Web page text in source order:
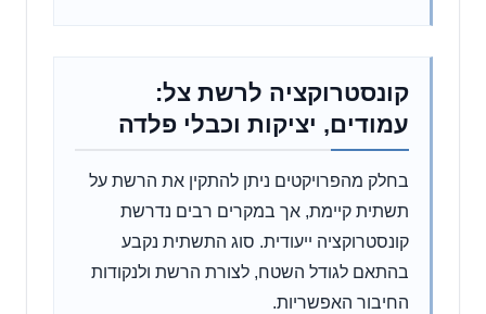
קונסטרוקציה לרשת צל:
עמודים, יציקות וכבלי פלדה
בחלק מהפרויקטים ניתן להתקין את הרשת על
תשתית קיימת, אך במקרים רבים נדרשת
קונסטרוקציה ייעודית. סוג התשתית נקבע
בהתאם לגודל השטח, לצורת הרשת ולנקודות
החיבור האפשריות.